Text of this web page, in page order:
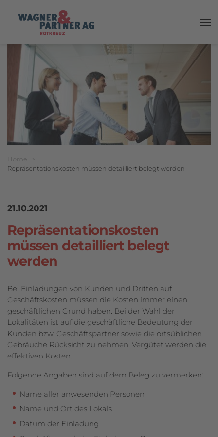
Breadcrumbnavigation
Sie befinden sich hier:
Home
Repräsentationskosten müssen detailliert belegt werden
21.10.2021
Repräsentationskosten
müssen detailliert belegt
werden
Bei Einladungen von Kunden und Dritten auf
Geschäftskosten müssen die Kosten immer einen
geschäftlichen Grund haben. Bei der Wahl der
Lokalitäten ist auf die geschäftliche Bedeutung der
Kunden bzw. Geschäftspartner sowie die ortsüblichen
Gebräuche Rücksicht zu nehmen. Vergütet werden die
effektiven Kosten.
Folgende Angaben sind auf dem Beleg zu vermerken:
Name aller anwesenden Personen
Name und Ort des Lokals
Datum der Einladung